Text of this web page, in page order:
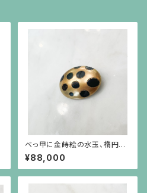
べっ甲に金蒔絵の水玉、楕円形
の小さなブローチ
¥88,000